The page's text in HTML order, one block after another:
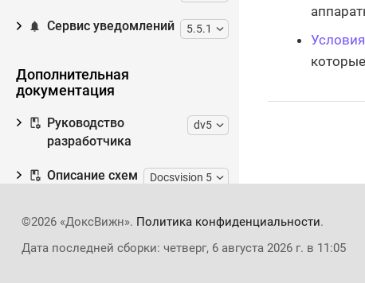
Сервис уведомлений 5.5.1
Дополнительная
документация
Руководство
разработчика
dv5
Описание схем
Docsvision 5
Конструкторы и
dv5
Условия
©2026 «ДоксВижн». Политика конфиденциальности.
Дата последней сборки: четверг, 6 августа 2026 г. в 11:05